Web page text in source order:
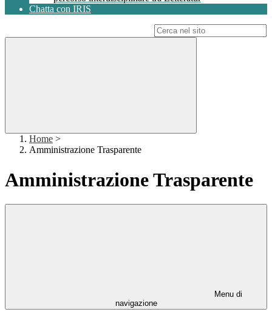
Chatta con IRIS
Home >
Amministrazione Trasparente
Amministrazione Trasparente
Menu di
navigazione